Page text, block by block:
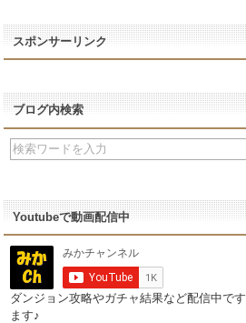
スポンサーリンク
ブログ内検索
Youtubeで動画配信中
ダンジョン攻略やガチャ結果など配信中で
ます♪